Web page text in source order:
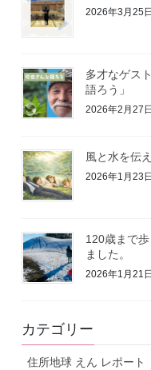
2026年3月25日
多才なゲス
語ろう」
2026年2月27日
風と水を伝
2026年1月23日
120歳まで
ました。
2026年1月21日
カテゴリー
住所地球 えん レポート